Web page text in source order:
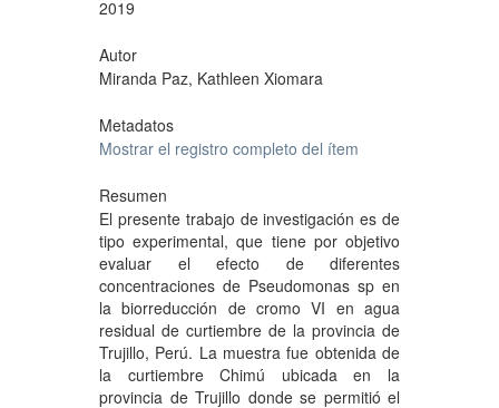
2019
Autor
Miranda Paz, Kathleen Xiomara
Metadatos
Mostrar el registro completo del ítem
Resumen
El presente trabajo de investigación es de
tipo experimental, que tiene por objetivo
evaluar el efecto de diferentes
concentraciones de Pseudomonas sp en
la biorreducción de cromo VI en agua
residual de curtiembre de la provincia de
Trujillo, Perú. La muestra fue obtenida de
la curtiembre Chimú ubicada en la
provincia de Trujillo donde se permitió el